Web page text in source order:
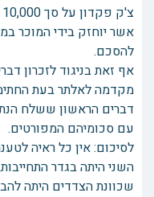
אשר יוחזק בידי המוכר
להסכם.
אף זאת בניגוד לזכרון
מקדמה לאלתר בעת
דברים הראשון ששלח
עם סכומיהם המפורטים.
לסיכום: אין כל ראיה
השני היתה בגדר
שכוונת הצדדים היתה